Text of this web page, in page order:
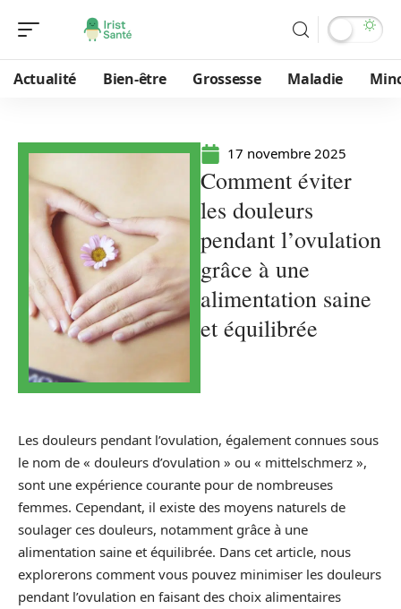
Actualité Bien-être Grossesse Maladie
17 novembre 2025
Comment éviter
les douleurs
pendant l’ovulation
grâce à une
alimentation saine
et équilibrée
Les douleurs pendant l’ovulation, également connues sous
le nom de « douleurs d’ovulation » ou « mittelschmerz »,
sont une expérience courante pour de nombreuses
femmes. Cependant, il existe des moyens naturels de
soulager ces douleurs, notamment grâce à une
alimentation saine et équilibrée. Dans cet article, nous
explorerons comment vous pouvez minimiser les douleurs
pendant l’ovulation en faisant des choix alimentaires